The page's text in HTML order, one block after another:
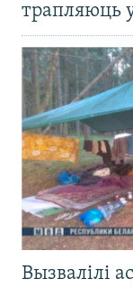
трапляюць
Вызвалілі